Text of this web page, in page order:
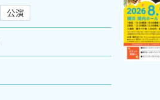
公演